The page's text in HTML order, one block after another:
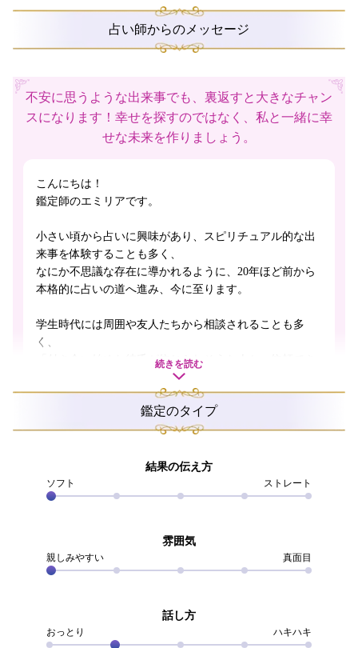
占い師からのメッセージ
不安に思うような出来事でも、裏返すと大きなチャン
スになります！幸せを探すのではなく、私と一緒に幸
せな未来を作りましょう。
こんにちは！
鑑定師のエミリアです。
小さい頃から占いに興味があり、スピリチュアル的な出
来事を体験することも多く、
なにか不思議な存在に導かれるように、20年ほど前から
本格的に占いの道へ進み、今に至ります。
学生時代には周囲や友人たちから相談されることも多
く、
「付き合い始めた彼氏が信じられそうな人か、信頼でき
るあなたに見てほしい！」と、恋愛相談を受けることも
よくありました。
長い鑑定師生活のなかで2万件以上のご相談者様とご縁が
就を見届けることができております。
望みを諦めず努力が実を結んだ皆様の傍でお力添えでき
ることに、わたしのほうがいつも幸せや喜びをいただく
もちろんどんなお悩みでも預けていただくことに有難さ
を感じておりますが、今でも恋愛相談は大歓迎！
どうしたらこの先うまくいくか》など、《関係性を発展
させるための前向きな鑑定》を得意としています。
続きを読む
鑑定のタイプ
結果の伝え方
ソフト ストレート
雰囲気
親しみやすい 真面目
話し方
おっとり ハキハキ